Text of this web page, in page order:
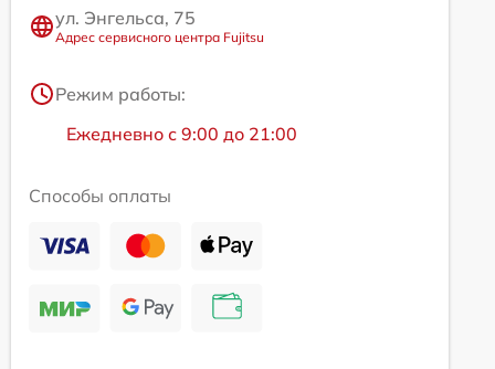
ул. Энгельса, 75
Адрес сервисного центра Fujitsu
Режим работы:
Ежедневно с 9:00 до 21:00
Способы оплаты